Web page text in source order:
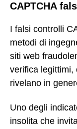
CAPTCHA
I falsi controlli
metodi di
siti web
verifica legittimi,
rivelano in
Uno degli
insolita che